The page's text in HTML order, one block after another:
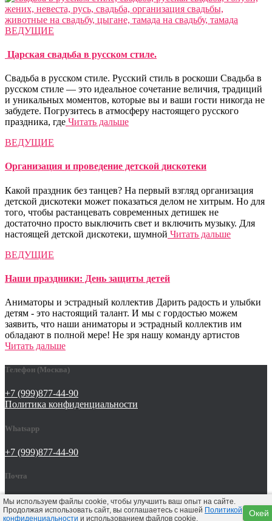
ВЕДУЩИЕ
Царская свадьба в русском стиле.
Свадьба в русском стиле. Русский стиль в роскоши Cвадьба в
русском стиле — это идеальное сочетание величия, традиций
и уникальных моментов, которые вы и ваши гости никогда не
забудете. Погрузитесь в атмосферу настоящего русского
праздника, где Читать дальше
ВЕДУЩИЕ
Организация и проведение детской дискотеки
Какой праздник без танцев? На первый взгляд организация
детской дискотеки может показаться делом не хитрым. Но для
того, чтобы растанцевать современных детишек не
достаточно просто выключить свет и включить музыку. Для
настоящей детской дискотеки, шумной Читать дальше
ВЕДУЩИЕ
Наши праздники: День защиты детей
Аниматоры и эстрадный коллектив Дарить радость и улыбки
детям - это настоящий талант. И мы с гордостью можем
заявить, что наши аниматоры и эстрадный коллектив им
обладают в полной мере! Не зря нашу команду артистов
Читать дальше
Телефон (Москва)
+7 (999)877-44-90
Политика конфиденциальности
Мы используем файлы cookie, чтобы улучшить ваш опыт на сайте.
Продолжая использовать сайт, вы соглашаетесь с нашей Политикой
конфиденциальности и использованием файлов cookie.
Окей
Whatsapp
+7 (999)877-44-90
Почта
tat642@yandex.ru